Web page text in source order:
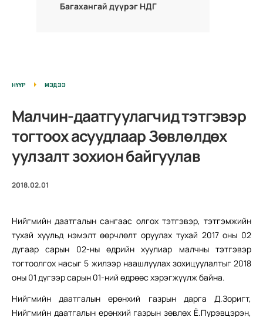
Багахангай дүүрэг НДГ
НҮҮР МЭДЭЭ
Малчин-даатгуулагчид тэтгэвэр
тогтоох асуудлаар Зөвлөлдөх
уулзалт зохион байгуулав
2018.02.01
Нийгмийн даатгалын сангаас олгох тэтгэвэр, тэтгэмжийн
тухай хуульд нэмэлт өөрчлөлт оруулах тухай 2017 оны 02
дугаар сарын 02-ны өдрийн хуулиар малчны тэтгэвэр
тогтоолгох насыг 5 жилээр наашлуулах зохицуулалтыг 2018
оны 01 дүгээр сарын 01-ний өдрөөс хэрэгжүүлж байна.
Нийгмийн даатгалын ерөнхий газрын дарга Д.Зоригт,
Нийгмийн даатгалын ерөнхий газрын зөвлөх Ё.Пүрэвцэрэн,